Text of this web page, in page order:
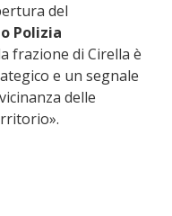
del
Polizia
frazione di Cirella è
e un segnale
delle